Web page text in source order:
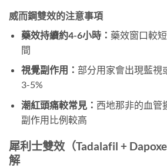
威而鋼雙效的注意事項
藥效持續約4-6小時： 藥效窗口較
間
視覺副作用： 部分用家會出現藍視
3-5%
潮紅頭痛較常見： 西地那非的血管
副作用比例較高
犀利士雙效（Tadalafil +
解